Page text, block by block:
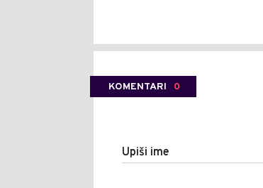
KOMENTARI 0
Upiši ime